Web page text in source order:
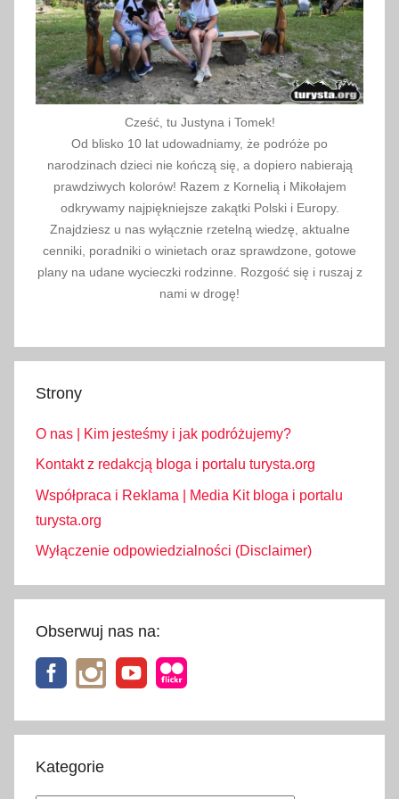
Cześć, tu Justyna i Tomek!
Od blisko 10 lat udowadniamy, że podróże po
narodzinach dzieci nie kończą się, a dopiero nabierają
prawdziwych kolorów! Razem z Kornelią i Mikołajem
odkrywamy najpiękniejsze zakątki Polski i Europy.
Znajdziesz u nas wyłącznie rzetelną wiedzę, aktualne
cenniki, poradniki o winietach oraz sprawdzone, gotowe
plany na udane wycieczki rodzinne. Rozgość się i ruszaj z
nami w drogę!
Strony
O nas | Kim jesteśmy i jak podróżujemy?
Kontakt z redakcją bloga i portalu turysta.org
Współpraca i Reklama | Media Kit bloga i portalu
turysta.org
Wyłączenie odpowiedzialności (Disclaimer)
Obserwuj nas na:
Kategorie